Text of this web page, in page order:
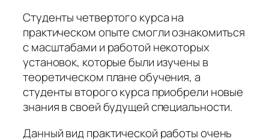
Студенты четвертого курса на
практическом опыте смогли ознакомиться
с масштабами и работой некоторых
установок, которые были изучены в
теоретическом плане обучения, а
студенты второго курса приобрели новые
знания в своей будущей специальности.
Данный вид практической работы очень